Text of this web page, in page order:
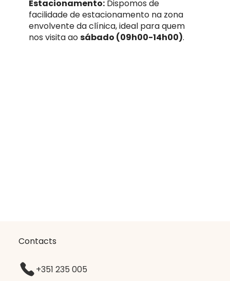
Estacionamento:Dispomos de
facilidade de estacionamento na zona
envolvente da clínica, ideal para quem
nos visita aosábado (09h00-14h00).
Contacts
+351 235 005